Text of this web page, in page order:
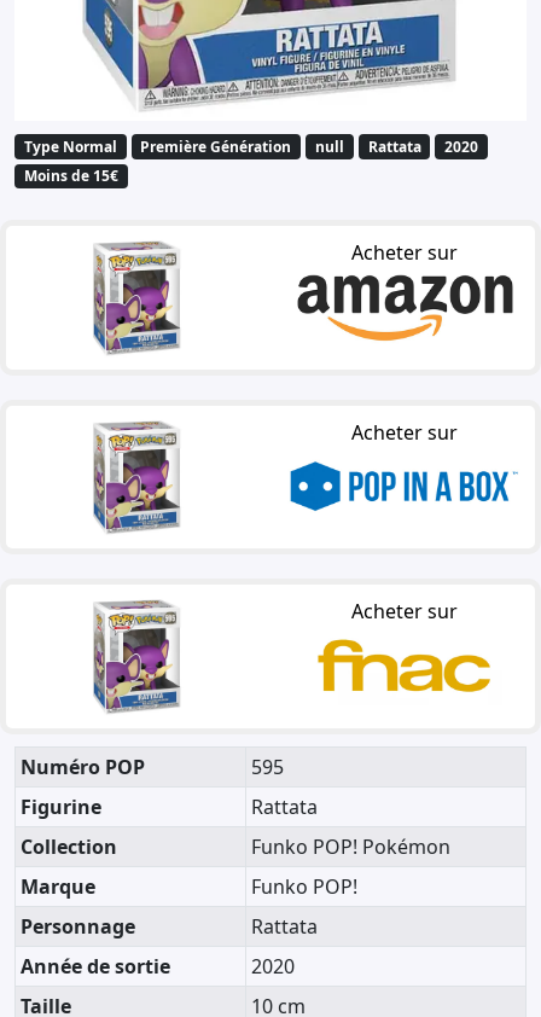
Type Normal Première Génération null Rattata
2020
Moins de 15€
Acheter sur
Acheter sur
Acheter sur
Numéro POP
595
Figurine
Rattata
Collection
Funko POP! Pokémon
Marque
Funko POP!
Personnage
Rattata
Année de sortie
2020
Taille
10 cm